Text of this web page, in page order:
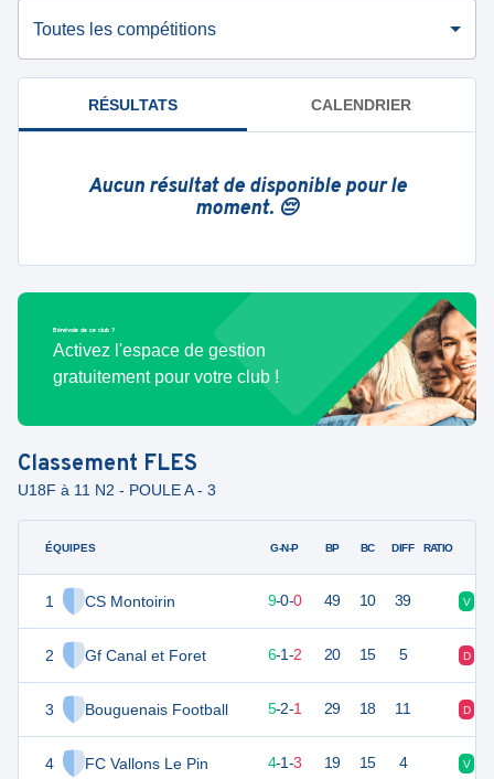
Toutes les compétitions
RÉSULTATS CALENDRIER
Aucun résultat de disponible pour le
moment. 😔
Bénévole de ce club ?
Activez l'espace de gestion
gratuitement pour votre club !
Classement FLES
U18F à 11 N2 - POULE A - 3
ÉQUIPES
1 CS Montoirin
2 Gf Canal et Foret
3 Bouguenais Football
4 FC Vallons Le Pin
G-N-P BP BC DIFF RATIO
9-0-0 49 10 39 V
19 6-1-2 20 15 5 D
16 5-2-1 29 18 11 D
12 4-1-3 19 15 4 V